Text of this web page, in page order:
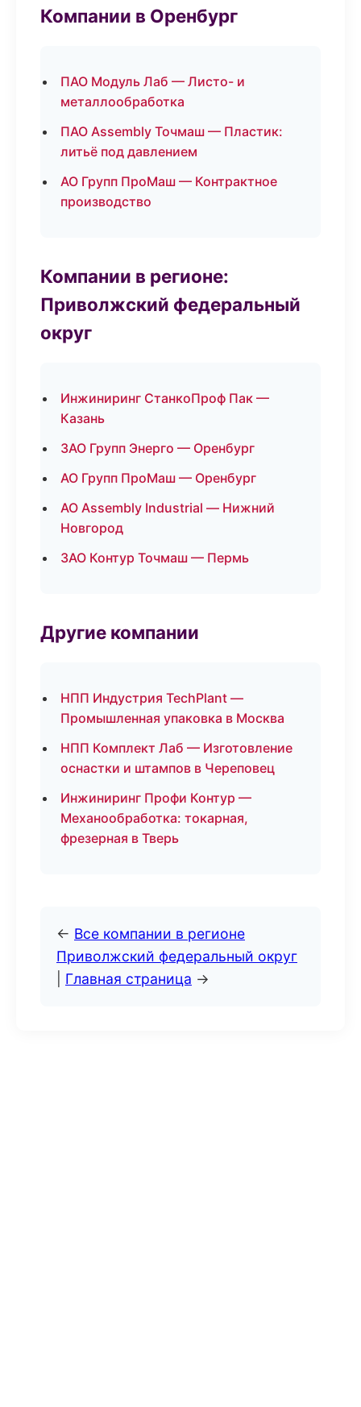
Компании в Оренбург
ПАО Модуль Лаб — Листо- и
металлообработка
ПАО Assembly Точмаш — Пластик:
литьё под давлением
АО Групп ПроМаш — Контрактное
производство
Компании в регионе:
Приволжский федеральный
округ
Инжиниринг СтанкоПроф Пак —
Казань
ЗАО Групп Энерго — Оренбург
АО Групп ПроМаш — Оренбург
АО Assembly Industrial — Нижний
Новгород
ЗАО Контур Точмаш — Пермь
Другие компании
НПП Индустрия TechPlant —
Промышленная упаковка в Москва
НПП Комплект Лаб — Изготовление
оснастки и штампов в Череповец
Инжиниринг Профи Контур —
Механообработка: токарная,
фрезерная в Тверь
← Все компании в регионе
Приволжский федеральный округ
Главная страница →